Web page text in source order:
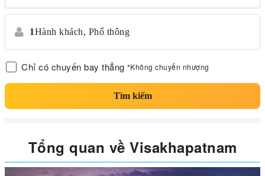
1Hành khách, Phổ thông
Chỉ có chuyến bay thẳng *Không chuyển nhượng
Tìm kiếm
Tổng quan về Visakhapatnam